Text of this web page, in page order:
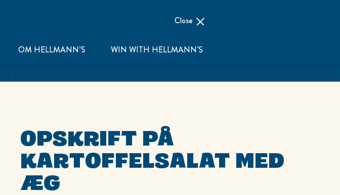
Close
OM HELLMANN’S WIN WITH HELLMANN'S
OPSKRIFT PÅ
KARTOFFELSALAT MED
ÆG